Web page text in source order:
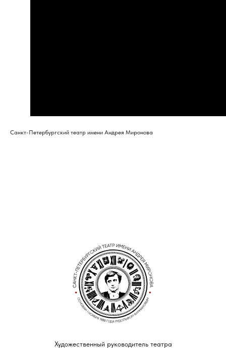
Санкт-Петербургский театр имени Андрея Миронова
Художественный руководитель театра